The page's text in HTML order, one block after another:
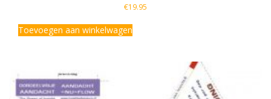
€19.95
Toevoegen aan winkelwagen